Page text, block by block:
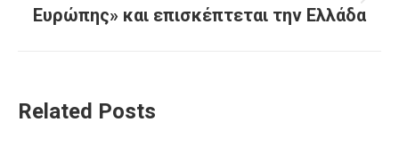
post:
Ευρώπης» και επισκέπτεται την Ελλάδα
Related Posts